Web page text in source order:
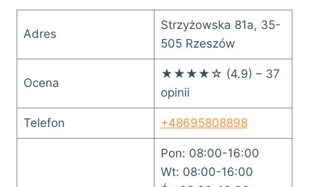
Adres
Strzyżowska 81a, 35-
505 Rzeszów
Ocena
★★★★☆ (4.9) – 37
opinii
Telefon +48695808898
Pon: 08:00-16:00
Wt: 08:00-16:00